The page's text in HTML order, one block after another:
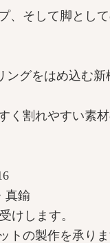
、そして脚とし
ングをはめ込む新
く割れやすい素
真鍮
けします。
トの製作を承り